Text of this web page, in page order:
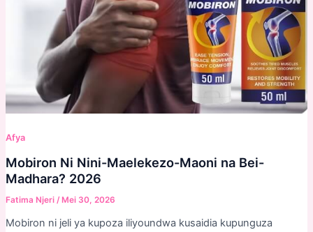
Afya
Mobiron Ni Nini-Maelekezo-Maoni na Bei-
Madhara? 2026
Fatima Njeri /Mei 30, 2026
Mobiron ni jeli ya kupoza iliyoundwa kusaidia kupunguza